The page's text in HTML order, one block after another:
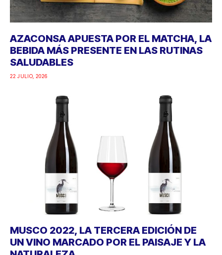
AZACONSA APUESTA POR EL MATCHA, LA
BEBIDA MÁS PRESENTE EN LAS RUTINAS
SALUDABLES
22 JULIO, 2026
MUSCO 2022, LA TERCERA EDICIÓN DE
UN VINO MARCADO POR EL PAISAJE Y LA